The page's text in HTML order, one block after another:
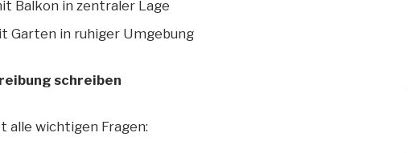
Balkon in zentraler Lage
Garten in ruhiger Umgebung
schreiben
alle wichtigen Fragen: